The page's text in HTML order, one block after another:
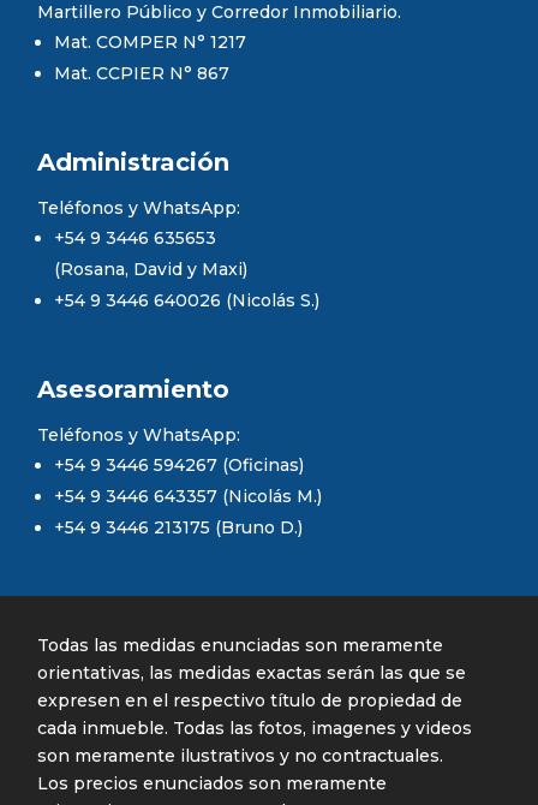
Martillero Público y Corredor Inmobiliario.
Mat. COMPER N° 1217
Mat. CCPIER N° 867
Administración
Teléfonos y WhatsApp:
+54 9 3446 635653
(Rosana, David y Maxi)
+54 9 3446 640026 (Nicolás S.)
Asesoramiento
Teléfonos y WhatsApp:
+54 9 3446 594267 (Oficinas)
+54 9 3446 643357 (Nicolás M.)
+54 9 3446 213175 (Bruno D.)
Todas las medidas enunciadas son meramente
orientativas, las medidas exactas serán las que se
expresen en el respectivo título de propiedad de
cada inmueble. Todas las fotos, imagenes y videos
son meramente ilustrativos y no contractuales.
Los precios enunciados son meramente